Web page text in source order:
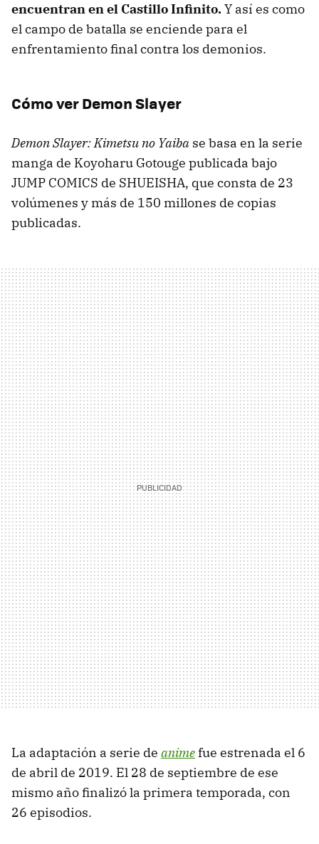
encuentran en el Castillo Infinito.Y así es como
el campo de batalla se enciende para el
enfrentamiento final contra los demonios.
Cómo ver Demon Slayer
Demon Slayer: Kimetsu no Yaiba se basa en la serie
manga de Koyoharu Gotouge publicada bajo
JUMP COMICS de SHUEISHA, que consta de 23
volúmenes y más de 150 millones de copias
publicadas.
La adaptación a serie de animefue estrenada el 6
de abril de 2019. El 28 de septiembre de ese
mismo año finalizó la primera temporada, con
26 episodios.